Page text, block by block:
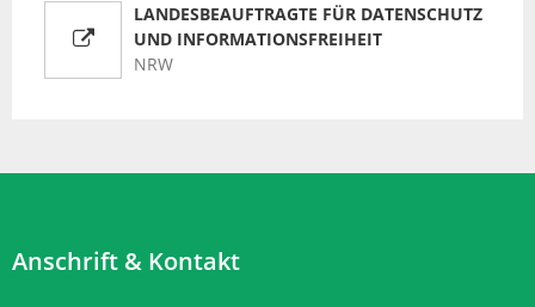
LANDESBEAUFTRAGTE FÜR DATENSCHUTZ
UND INFORMATIONSFREIHEIT
NRW
Anschrift & Kontakt